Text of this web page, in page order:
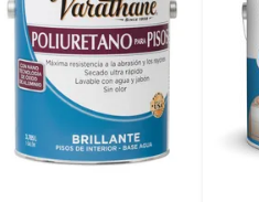
tenemoscategorías que
la naturaleza de los